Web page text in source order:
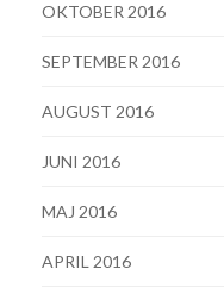
OKTOBER 2016
SEPTEMBER 2016
AUGUST 2016
JUNI 2016
MAJ 2016
APRIL 2016